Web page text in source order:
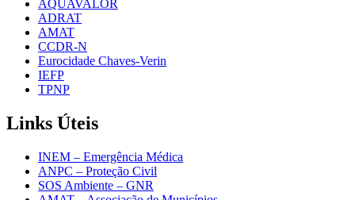
AQUAVALOR
ADRAT
AMAT
CCDR-N
Eurocidade Chaves-Verin
IEFP
TPNP
Links Úteis
INEM – Emergência Médica
ANPC – Proteção Civil
SOS Ambiente – GNR